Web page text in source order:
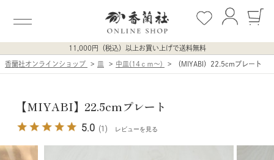
11,000円（税込）以上お買い上げで送料無料
香蘭社オンラインショップ 皿 中皿(14ｃｍ〜) （MIYABI）22.5cmプレート
【MIYABI】22.5cmプレート
5.0 (1) レビューを見る